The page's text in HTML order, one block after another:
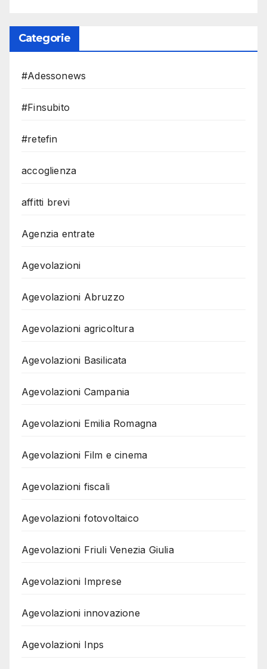
Categorie
#Adessonews
#Finsubito
#retefin
accoglienza
affitti brevi
Agenzia entrate
Agevolazioni
Agevolazioni Abruzzo
Agevolazioni agricoltura
Agevolazioni Basilicata
Agevolazioni Campania
Agevolazioni Emilia Romagna
Agevolazioni Film e cinema
Agevolazioni fiscali
Agevolazioni fotovoltaico
Agevolazioni Friuli Venezia Giulia
Agevolazioni Imprese
Agevolazioni innovazione
Agevolazioni Inps